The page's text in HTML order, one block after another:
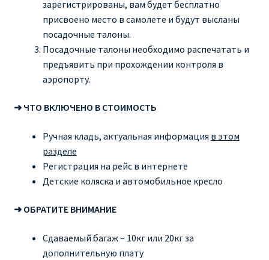
зарегистрированы, вам будет бесплатно
присвоено место в самолете и будут высланы
посадочные талоны.
Посадочные талоны необходимо распечатать и
предъявить при прохождении контроля в
аэропорту.
➜ ЧТО ВКЛЮЧЕНО В СТОИМОСТЬ
Ручная кладь, актуальная информация в этом
разделе
Регистрация на рейс в интернете
Детские коляска и автомобильное кресло
➜ ОБРАТИТЕ ВНИМАНИЕ
Сдаваемый багаж – 10кг или 20кг за
дополнительную плату